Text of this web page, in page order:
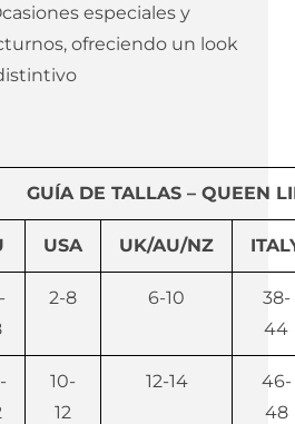
especiales y
ofreciendo un look
GUÍA DE TALLAS – QUEEN
USA UK/AU/NZ
2-8 6-10
38-
44
10-
12
12-14
46-
48